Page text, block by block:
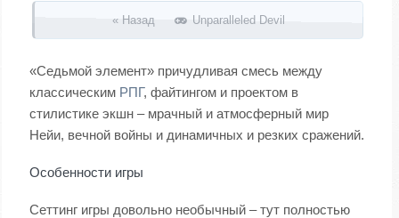
« Назад Unparalleled Devil
«Седьмой элемент» причудливая смесь между
классическим РПГ, файтингом и проектом в
стилистике экшн – мрачный и атмосферный мир
Нейи, вечной войны и динамичных и резких сражений.
Особенности игры
Сеттинг игры довольно необычный – тут полностью